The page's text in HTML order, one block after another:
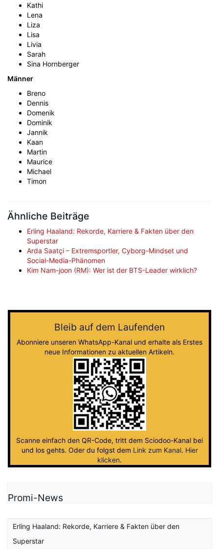
Kathi
Lena
Liza
Lisa
Livia
Sarah
Sina Hornberger
Männer
Breno
Dennis
Domenik
Dominik
Jannik
Kaan
Martin
Maurice
Michael
Timon
Ähnliche Beiträge
Erling Haaland: Rekorde, Karriere & Fakten über den
Superstar
Arda Saatçi – Extremsportler, Cyborg-Mindset und
Social-Media-Phänomen
Kim Nam-joon (RM): Wer ist der BTS-Leader wirklich?
Bleib auf dem Laufenden
Abonniere unseren WhatsApp-Kanal und erhalte als Erstes
neue Informationen zu aktuellen Artikeln.
Scanne einfach den QR-Code, tritt dem Sciodoo-Kanal bei
und los gehts. Oder du folgst dem Link zum Kanal. Hier
klicken.
Promi-News
Erling Haaland: Rekorde, Karriere & Fakten über den
Superstar